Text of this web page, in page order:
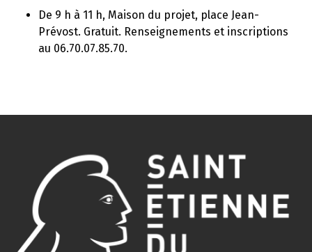
De 9 h à 11 h, Maison du projet, place Jean-
Prévost. Gratuit. Renseignements et inscriptions
au 06.70.07.85.70.